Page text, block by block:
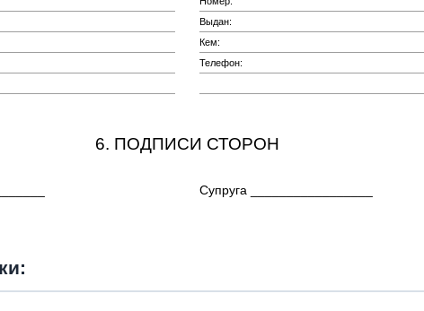
Выдан:
Кем:
Телефон:
6. ПОДПИСИ СТОРОН
Супруга _________________